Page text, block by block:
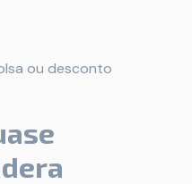
ou desconto